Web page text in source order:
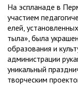
На эспланаде в
участием
елей,
тыла», была
образования и
администрации
уникальный
творческим